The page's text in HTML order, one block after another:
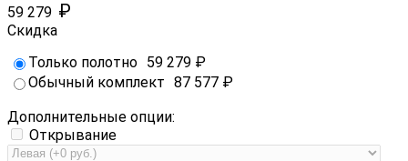
59 279 ₽
Скидка
Только полотно 59 279 ₽
Обычный комплект 87 577 ₽
Дополнительные опции:
Открывание